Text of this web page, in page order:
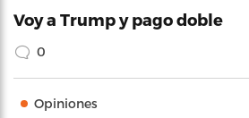
Voy a Trump y pago doble
0
Opiniones